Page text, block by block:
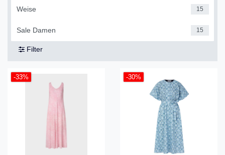
Weise 15
Sale Damen 15
Filter
-33% -30%